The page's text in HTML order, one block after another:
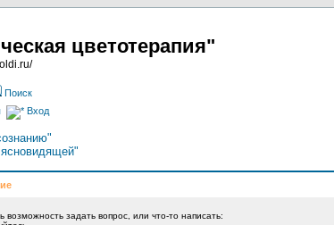
цветотерапия"
Поиск
Вход
задать вопрос, или что-то написать: